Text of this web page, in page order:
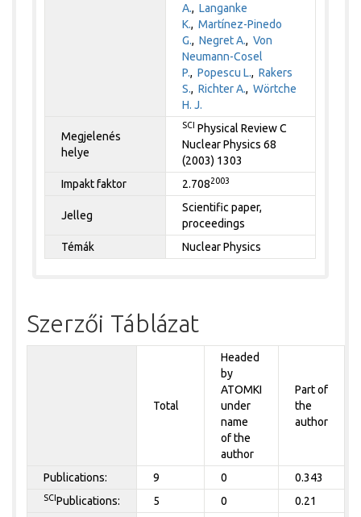
A.,Langanke
K.,Martínez-Pinedo
G.,Negret A.,Von
Neumann-Cosel
P.,Popescu L.,Rakers
S.,Richter A.,Wörtche
H. J.
Megjelenés
helye
SCI Physical Review C
Nuclear Physics 68
(2003) 1303
Impakt faktor
2.7082003
Jelleg
Scientific paper,
proceedings
Témák
Nuclear Physics
Szerzői Táblázat
Total
Headed
by
ATOMKI
under
name
of the
author
Part of
the
author
Publications: 9 0 0.343
SCIPublications: 5 0 0.21